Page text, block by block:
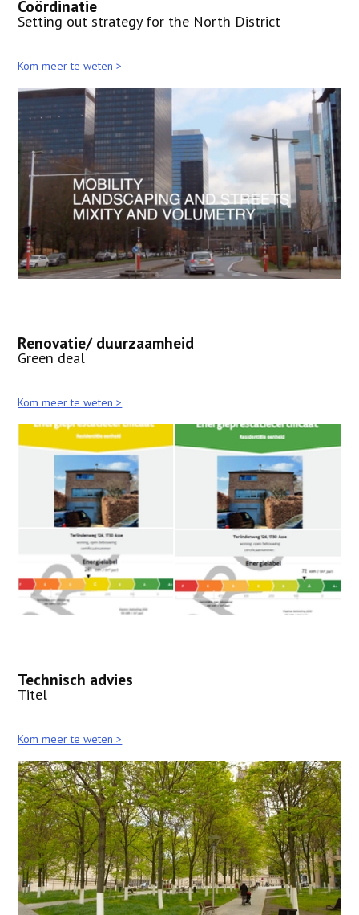
Coördinatie
Setting out strategy for the North District
Kom meer te weten >
Renovatie/ duurzaamheid
Green deal
Kom meer te weten >
Technisch advies
Titel
Kom meer te weten >